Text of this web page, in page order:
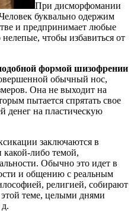
При дисморфомании
буквально одержим
и предпринимает любые
чтобы избавиться от
формой шизофрении
обычный нос,
Она не выходит на
пытается спрятать свое
денег на пластическую
заключаются в
либо темой,
Обычно это идет в
и общению с реальным
религией, собирают
теме, целыми днями